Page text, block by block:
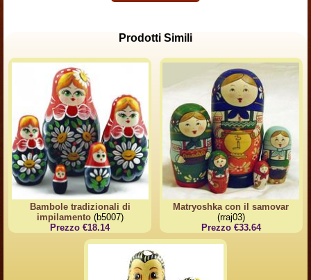
Prodotti Simili
Bambole tradizionali di
impilamento(b5007)
Prezzo €18.14
Matryoshka con il samovar
(rraj03)
Prezzo €33.64